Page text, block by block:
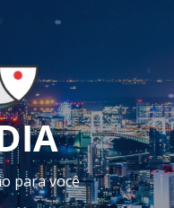
para você